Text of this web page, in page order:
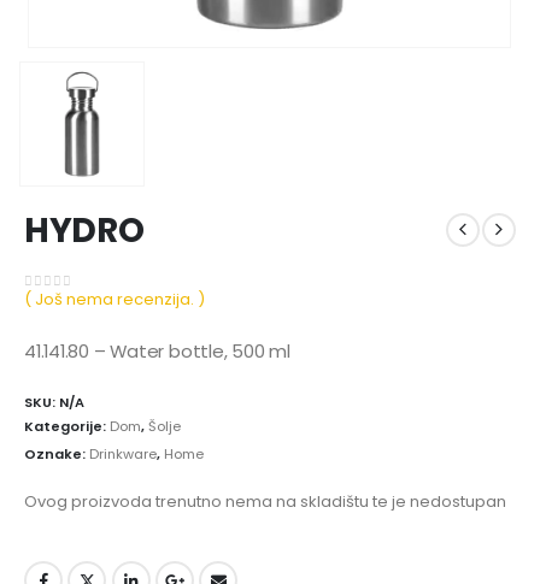
HYDRO
0 out of 5
( Još nema recenzija. )
41.141.80 – Water bottle, 500 ml
SKU: N/A
Kategorije: Dom,Šolje
Oznake: Drinkware, Home
Ovog proizvoda trenutno nema na skladištu te je nedostupan